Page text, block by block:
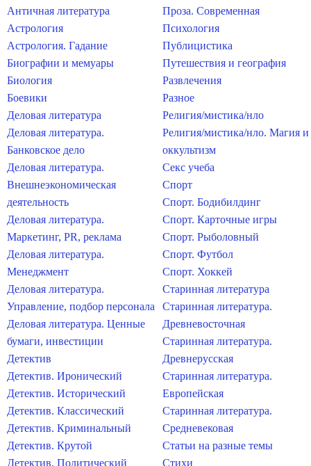
Античная литература
Астрология
Астрология. Гадание
Биографии и мемуары
Биология
Боевики
Деловая литература
Деловая литература.
Банковское дело
Деловая литература.
Внешнеэкономическая
деятельность
Деловая литература.
Маркетинг, PR, реклама
Деловая литература.
Менеджмент
Деловая литература.
Управление, подбор персонала
Деловая литература. Ценные
бумаги, инвестиции
Детектив
Детектив. Иронический
Детектив. Исторический
Детектив. Классический
Детектив. Криминальный
Детектив. Крутой
Детектив. Политический
Проза. Современная
Психология
Публицистика
Путешествия и география
Развлечения
Разное
Религия/мистика/нло
Религия/мистика/нло. Магия и
оккультизм
Секс учеба
Спорт
Спорт. Бодибилдинг
Спорт. Карточные игры
Спорт. Рыболовный
Спорт. Футбол
Спорт. Хоккей
Старинная литература
Старинная литература.
Древневосточная
Старинная литература.
Древнерусская
Старинная литература.
Европейская
Старинная литература.
Средневековая
Статьи на разные темы
Стихи